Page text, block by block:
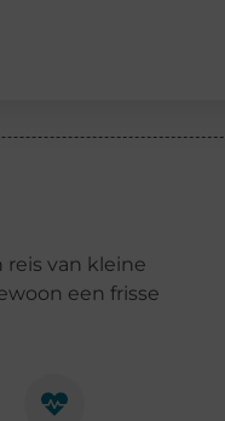
van kleine
een frisse